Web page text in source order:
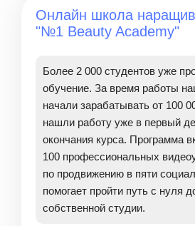
Онлайн школа
"№1 Beauty Academy"
Более 2 000 студентов уже
обучение. За время работы
начали зарабатывать от 100
нашли работу уже в первый
окончания курса. Программа
100 профессиональных
по продвижению в пяти
помогает пройти путь с нуля
собственной студии.